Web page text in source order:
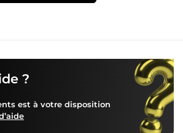
?
est à votre disposition